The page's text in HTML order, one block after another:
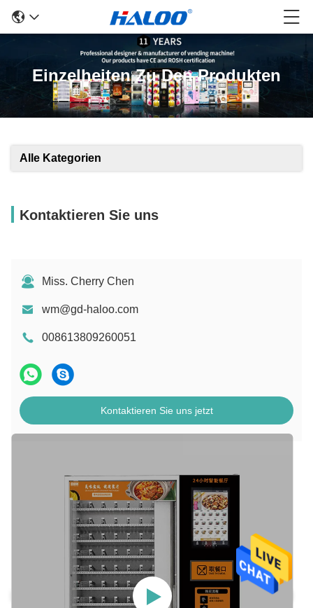
Einzelheiten Zu Den Produkten
Alle Kategorien
Kontaktieren Sie uns
Miss. Cherry Chen
wm@gd-haloo.com
008613809260051
Kontaktieren Sie uns jetzt